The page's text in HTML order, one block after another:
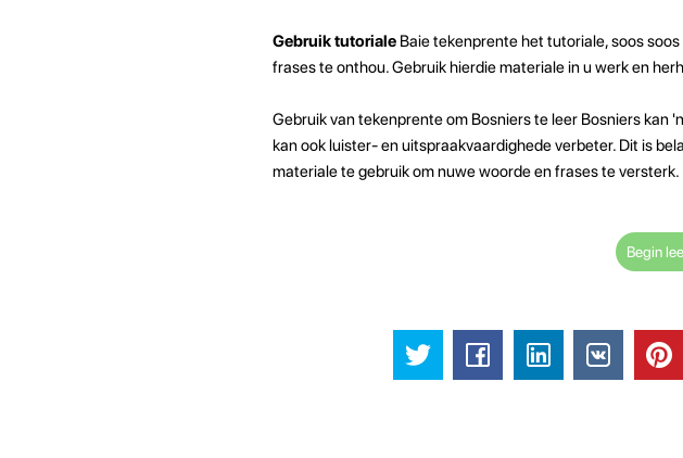
Gebruik tutoriale Baie tekenprente het tutoriale, soos
frases te onthou. Gebruik hierdie materiale in u werk en
Gebruik van tekenprente om Bosniers te leer Bosniers kan
kan ook luister- en uitspraakvaardighede verbeter. Dit is
materiale te gebruik om nuwe woorde en frases te versterk.
Begin